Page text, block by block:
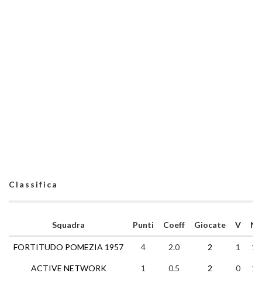
Classifica
Squadra
FORTITUDO POMEZIA 1957
ACTIVE NETWORK
Punti Coeff Giocate V N
4 2.0 2 1 1
1 0.5 2 0 1